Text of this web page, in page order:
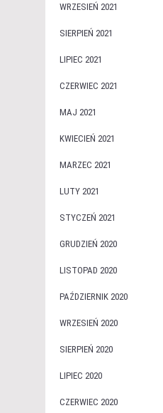
WRZESIEŃ 2021
SIERPIEŃ 2021
LIPIEC 2021
CZERWIEC 2021
MAJ 2021
KWIECIEŃ 2021
MARZEC 2021
LUTY 2021
STYCZEŃ 2021
GRUDZIEŃ 2020
LISTOPAD 2020
PAŹDZIERNIK 2020
WRZESIEŃ 2020
SIERPIEŃ 2020
LIPIEC 2020
CZERWIEC 2020